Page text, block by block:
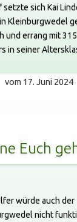
sich Kai
Kleinburgwedel
und errang mit
in seiner
vom 17. Juni 2024
Euch
würde auch der
nicht